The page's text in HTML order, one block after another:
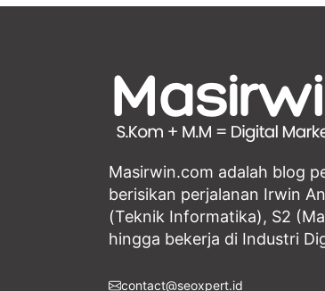
Masirwin.com adalah blog
berisikan perjalanan Irwin
(Teknik Informatika), S2
hingga bekerja di Industri
contact@seoxpert.id